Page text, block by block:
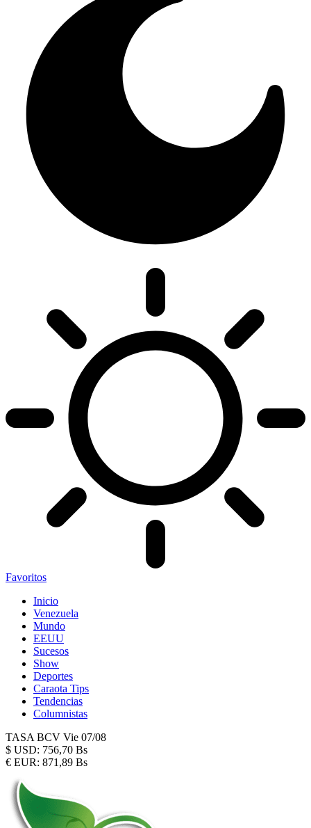
Favoritos
Inicio
Venezuela
Mundo
EEUU
Sucesos
Show
Deportes
Caraota Tips
Tendencias
Columnistas
TASA BCV Vie 07/08
$ USD: 756,70 Bs
€ EUR: 871,89 Bs